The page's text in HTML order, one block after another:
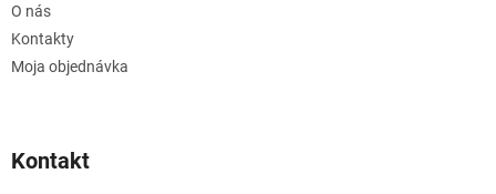
O nás
Kontakty
Moja objednávka
Kontakt